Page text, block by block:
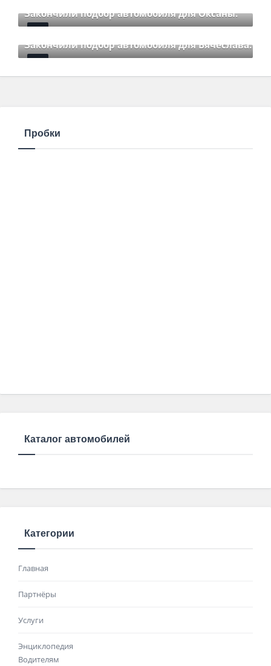
Закончили подбор автомобиля для Оксаны.
Закончили подбор автомобиля для Вячеслава.
Пробки
Каталог автомобилей
Категории
Главная
Партнёры
Услуги
Энциклопедия
Водителям